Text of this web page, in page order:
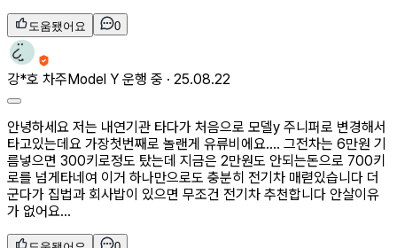
도움됐어요 0
강*호 차주Model Y 운행 중 · 25.08.22
안녕하세요 저는 내연기관 타다가 처음으로 모델y 주니퍼로 변경해서
타고있는데요 가장첫번째로 놀랜게 유류비에요…. 그전차는 6만원 기
름넣으면 300키로정도 탔는데 지금은 2만원도 안되는돈으로 700키
로를 넘게타네여 이거 하나만으로도 충분히 전기차 매렫있습니다 더
군다가 집법과 회사밥이 있으면 무조건 전기차 추천합니다 안살이유
가 없어요…